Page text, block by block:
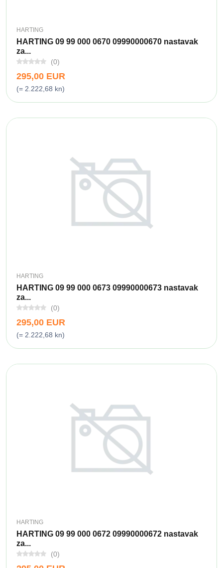
HARTING
HARTING 09 99 000 0670 09990000670 nastavak
za...
(0)
295,00 EUR
(= 2.222,68 kn)
HARTING
HARTING 09 99 000 0673 09990000673 nastavak
za...
(0)
295,00 EUR
(= 2.222,68 kn)
HARTING
HARTING 09 99 000 0672 09990000672 nastavak
za...
(0)